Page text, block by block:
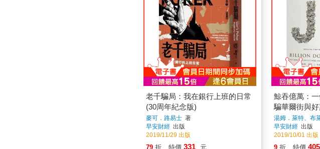
老千騙局：我在銀行上班的日常
(30周年紀念版)
麥可．路易士 著
早安財經 出版
2019/11/29 出版
79 折 特價 331 元
鯨吞億萬：
騙華爾街與
湯姆．萊特、布
早安財經 出版
2019/10/01 出版
9 折 特價 405